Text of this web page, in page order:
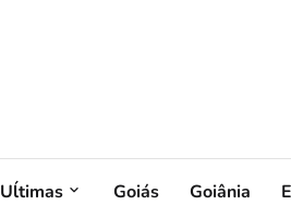
Uĺtimas Goiás Goiânia